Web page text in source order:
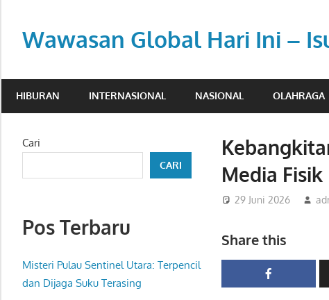
contentWawasan Global Hari Ini –
di
dinamika
global.
HIBURAN INTERNASIONAL NASIONAL OLAHRAGA
Media Fisik
29 Juni 2026
Share this
Cari
CARI
Pos Terbaru
Misteri Pulau Sentinel Utara: Terpencil
dan Dijaga Suku Terasing